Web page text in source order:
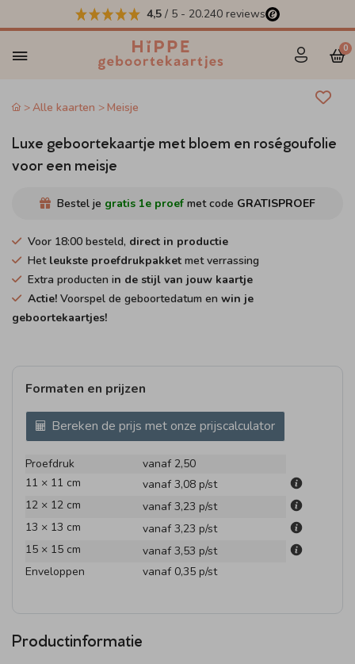
4,5 / 5 - 20.240 reviews
0
Alle kaarten Meisje
Luxe geboortekaartje met bloem en roségoufolie
voor een meisje
Bestel je gratis 1e proef met code GRATISPROEF
Voor 18:00 besteld, direct in productie
Het leukste proefdrukpakket met verrassing
Extra producten in de stijl van jouw kaartje
Actie! Voorspel de geboortedatum en win je
geboortekaartjes!
Formaten en prijzen
Bereken de prijs met onze prijscalculator
Proefdruk
vanaf 2,50
11 × 11 cm
vanaf 3,08 p/st
12 × 12 cm
vanaf 3,23 p/st
13 × 13 cm
vanaf 3,23 p/st
15 × 15 cm
vanaf 3,53 p/st
Enveloppen
vanaf 0,35 p/st
Productinformatie